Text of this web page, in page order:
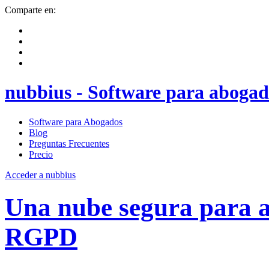
Comparte en:
nubbius - Software para
Software para Abogados
Blog
Preguntas Frecuentes
Precio
Acceder a nubbius
Una nube segura para
RGPD